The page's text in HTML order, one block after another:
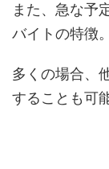
また、急な予
バイトの特徴。
多くの場合、
することも可